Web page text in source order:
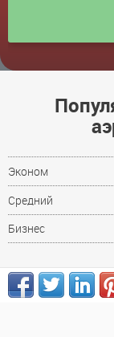
Эконом
Средний
Бизнес